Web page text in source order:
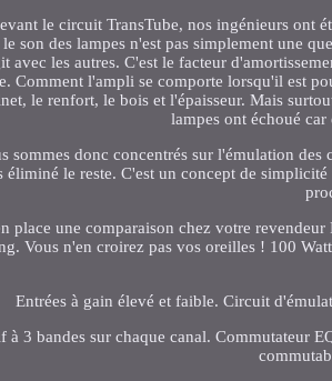
le circuit TransTube, nos ingénieurs ont
le son des lampes n'est pas simplement une
avec les autres. C'est le facteur
Comment l'ampli se comporte lorsqu'il est
le renfort, le bois et l'épaisseur. Mais
lampes ont échoué car
sommes donc concentrés sur l'émulation des
éliminé le reste. C'est un concept de
place une comparaison chez votre
Vous n'en croirez pas vos oreilles ! 100
Entrées à gain élevé et faible. Circuit
à 3 bandes sur chaque canal. Commutateur